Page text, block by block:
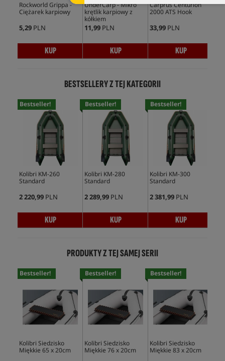
Rockworld Grippa -
Ciężarek karpiowy
5,29 PLN
KUP
UnderCarp - Mikro
krętlik karpiowy z
kółkiem
11,99 PLN
KUP
Carprus Centurion
2000 ATS Hook
33,99 PLN
KUP
PB
BESTSELLERY Z TEJ KATEGORII
Bestseller!
Kolibri KM-260
Standard
2 220,99 PLN
KUP
Bestseller!
Kolibri KM-280
Standard
2 289,99 PLN
KUP
Bestseller!
Kolibri KM-300
Standard
2 381,99 PLN
KUP
PRODUKTY Z TEJ SAMEJ SERII
Bestseller!
Kolibri Siedzisko
Miękkie 65 x 20cm
Bestseller!
Kolibri Siedzisko
Miękkie 76 x 20cm
Bestseller!
Kolibri Siedzisko
Miękkie 83 x 20cm